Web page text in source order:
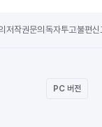
저작권문의 독자투고불편신
PC 버전